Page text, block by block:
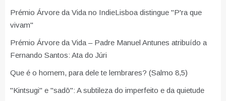
Prémio Árvore da Vida no IndieLisboa distingue "P'ra que
vivam"
Prémio Árvore da Vida – Padre Manuel Antunes atribuído a
Fernando Santos: Ata do Júri
Que é o homem, para dele te lembrares? (Salmo 8,5)
"Kintsugi" e "sadō": A subtileza do imperfeito e da quietude